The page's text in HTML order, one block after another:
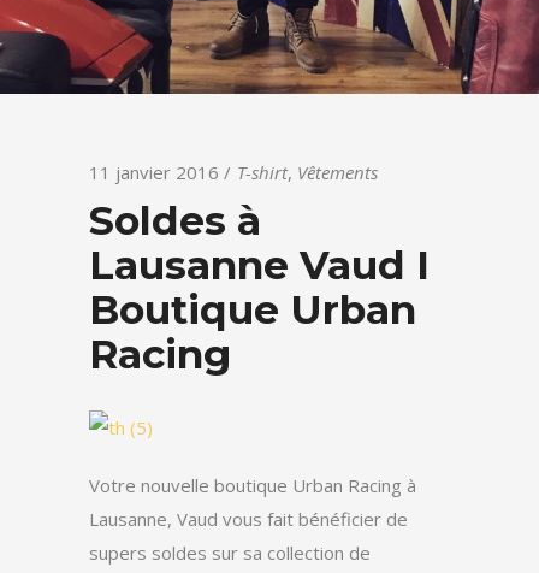
11 janvier 2016 T-shirt, Vêtements
Soldes à
Lausanne Vaud I
Boutique Urban
Racing
Votre nouvelle boutique Urban Racing à
Lausanne, Vaud vous fait bénéficier de
supers soldes sur sa collection de